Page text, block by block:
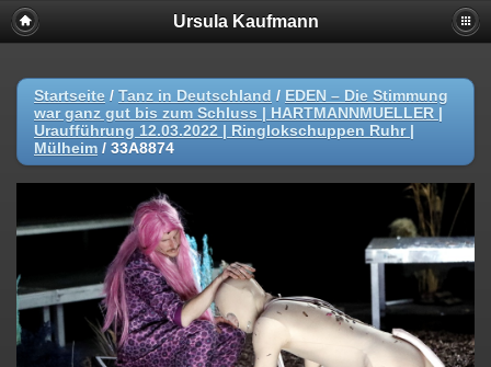
Ursula Kaufmann
Startseite / Tanz in Deutschland / EDEN – Die Stimmung
war ganz gut bis zum Schluss | HARTMANNMUELLER |
Uraufführung 12.03.2022 | Ringlokschuppen Ruhr |
Mülheim / 33A8874